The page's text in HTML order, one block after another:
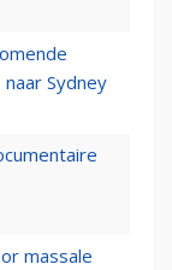
Sydney
massale